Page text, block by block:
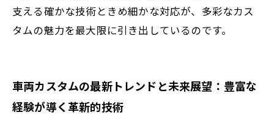
支える確かな技術ときめ細かな対応が、多彩なカス
タムの魅力を最大限に引き出しているのです。
車両カスタムの最新トレンドと未来展望：豊富な
経験が導く革新的技術